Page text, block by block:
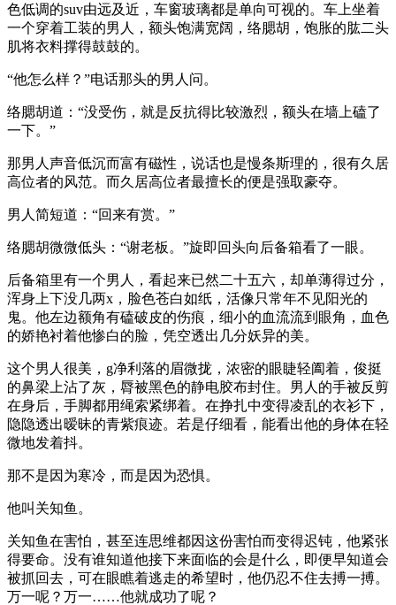
色低调的suv由远及近，车窗玻璃都是单向可视的。车上坐着
一个穿着工装的男人，额头饱满宽阔，络腮胡，饱胀的肱二头
肌将衣料撑得鼓鼓的。
“他怎么样？”电话那头的男人问。
络腮胡道：“没受伤，就是反抗得比较激烈，额头在墙上磕了
一下。”
那男人声音低沉而富有磁性，说话也是慢条斯理的，很有久居
高位者的风范。而久居高位者最擅长的便是强取豪夺。
男人简短道：“回来有赏。”
络腮胡微微低头：“谢老板。”旋即回头向后备箱看了一眼。
后备箱里有一个男人，看起来已然二十五六，却单薄得过分，
浑身上下没几两x，脸色苍白如纸，活像只常年不见阳光的
鬼。他左边额角有磕破皮的伤痕，细小的血流流到眼角，血色
的娇艳衬着他惨白的脸，凭空透出几分妖异的美。
这个男人很美，g净利落的眉微拢，浓密的眼睫轻阖着，俊挺
的鼻梁上沾了灰，脣被黑色的静电胶布封住。男人的手被反剪
在身后，手脚都用绳索紧绑着。在挣扎中变得凌乱的衣衫下，
隐隐透出暧昧的青紫痕迹。若是仔细看，能看出他的身体在轻
微地发着抖。
那不是因为寒冷，而是因为恐惧。
他叫关知鱼。
关知鱼在害怕，甚至连思维都因这份害怕而变得迟钝，他紧张
得要命。没有谁知道他接下来面临的会是什么，即便早知道会
被抓回去，可在眼瞧着逃走的希望时，他仍忍不住去搏一搏。
万一呢？万一……他就成功了呢？